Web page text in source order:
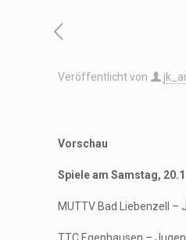
Veröffentlicht von
Vorschau
Spiele am Samstag,
MUTTV Bad Liebenzell –